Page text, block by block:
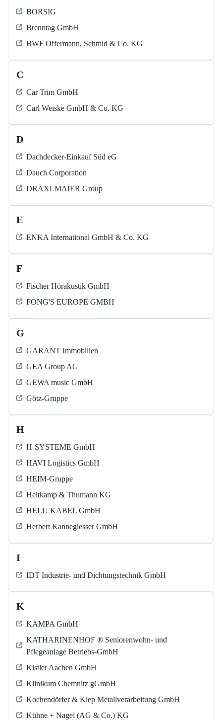
BORSIG
Brenntag GmbH
BWF Offermann, Schmid & Co. KG
C
Car Trim GmbH
Carl Weiske GmbH & Co. KG
D
Dachdecker-Einkauf Süd eG
Dauch Corporation
DRÄXLMAIER Group
E
ENKA International GmbH & Co. KG
F
Fischer Hörakustik GmbH
FONG'S EUROPE GMBH
G
GARANT Immobilien
GEA Group AG
GEWA music GmbH
Götz-Gruppe
H
H-SYSTEME GmbH
HAVI Logistics GmbH
HEIM-Gruppe
Heitkamp & Thumann KG
HELU KABEL GmbH
Herbert Kannegiesser GmbH
I
IDT Industrie- und Dichtungstechnik GmbH
K
KAMPA GmbH
KATHARINENHOF ® Seniorenwohn- und
Pflegeanlage Betriebs-GmbH
Kistler Aachen GmbH
Klinikum Chemnitz gGmbH
Kochendörfer & Kiep Metallverarbeitung GmbH
Kühne + Nagel (AG & Co.) KG